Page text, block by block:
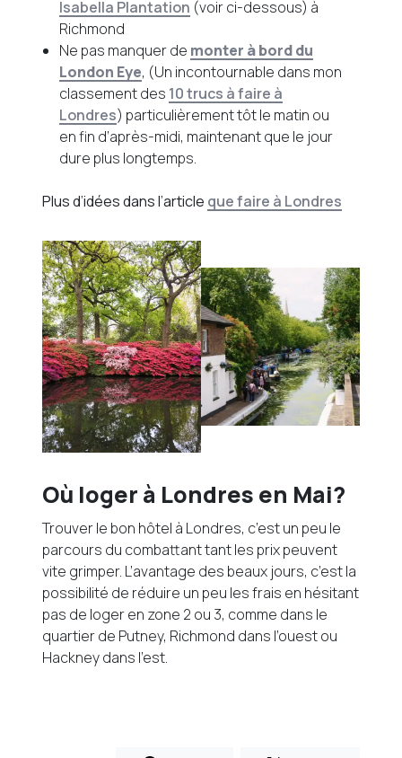
Isabella Plantation (voir ci-dessous) à
Richmond
Ne pas manquer de monter à bord du
London Eye, (Un incontournable dans mon
classement des 10 trucs à faire à
Londres) particulièrement tôt le matin ou
en fin d’après-midi, maintenant que le jour
dure plus longtemps.
Plus d’idées dans l’article que faire à Londres
Où loger à Londres en Mai?
Trouver le bon hôtel à Londres, c’est un peu le
parcours du combattant tant les prix peuvent
vite grimper. L’avantage des beaux jours, c’est la
possibilité de réduire un peu les frais en hésitant
pas de loger en zone 2 ou 3, comme dans le
quartier de Putney, Richmond dans l’ouest ou
Hackney dans l’est.